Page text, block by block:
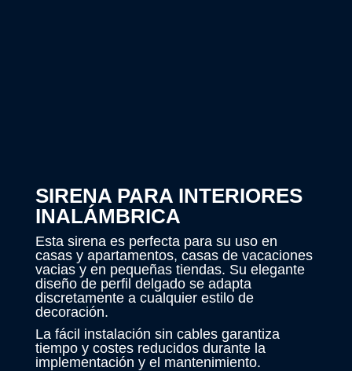
SIRENA PARA INTERIORES
INALÁMBRICA
Esta sirena es perfecta para su uso en
casas y apartamentos, casas de vacaciones
vacias y en pequeñas tiendas. Su elegante
diseño de perfil delgado se adapta
discretamente a cualquier estilo de
decoración.
La fácil instalación sin cables garantiza
tiempo y costes reducidos durante la
implementación y el mantenimiento.